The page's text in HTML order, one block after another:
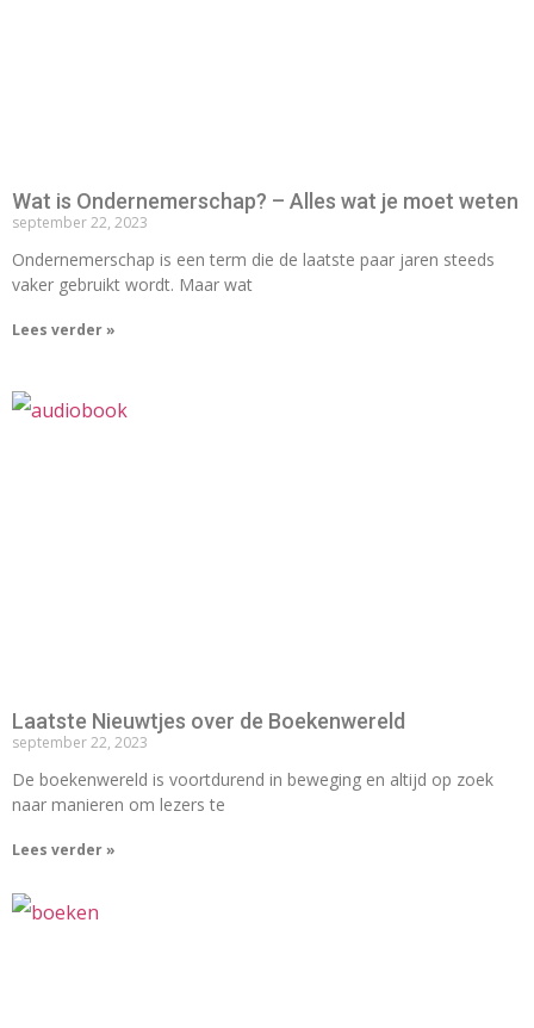
Wat is Ondernemerschap? – Alles wat je moet weten
september 22, 2023
Ondernemerschap is een term die de laatste paar jaren steeds
vaker gebruikt wordt. Maar wat
Lees verder »
Laatste Nieuwtjes over de Boekenwereld
september 22, 2023
De boekenwereld is voortdurend in beweging en altijd op zoek
naar manieren om lezers te
Lees verder »